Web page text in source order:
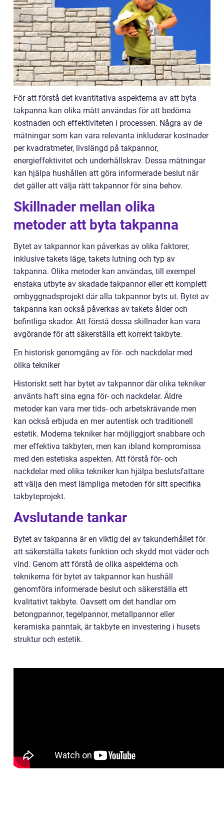
För att förstå det kvantitativa aspekterna av att byta
takpanna kan olika mått användas för att bedöma
kostnaden och effektiviteten i processen. Några av de
mätningar som kan vara relevanta inkluderar kostnader
per kvadratmeter, livslängd på takpannor,
energieffektivitet och underhållskrav. Dessa mätningar
kan hjälpa hushållen att göra informerade beslut när
det gäller att välja rätt takpannor för sina behov.
Skillnader mellan olika
metoder att byta takpanna
Bytet av takpannor kan påverkas av olika faktorer,
inklusive takets läge, takets lutning och typ av
takpanna. Olika metoder kan användas, till exempel
enstaka utbyte av skadade takpannor eller ett komplett
ombyggnadsprojekt där alla takpannor byts ut. Bytet av
takpanna kan också påverkas av takets ålder och
befintliga skador. Att förstå dessa skillnader kan vara
avgörande för att säkerställa ett korrekt takbyte.
En historisk genomgång av för- och nackdelar med
olika tekniker
Historiskt sett har bytet av takpannor där olika tekniker
använts haft sina egna för- och nackdelar. Äldre
metoder kan vara mer tids- och arbetskrävande men
kan också erbjuda en mer autentisk och traditionell
estetik. Moderna tekniker har möjliggjort snabbare och
mer effektiva takbyten, men kan ibland kompromissa
med den estetiska aspekten. Att förstå för- och
nackdelar med olika tekniker kan hjälpa beslutsfattare
att välja den mest lämpliga metoden för sitt specifika
takbyteprojekt.
Avslutande tankar
Bytet av takpanna är en viktig del av takunderhållet för
att säkerställa takets funktion och skydd mot väder och
vind. Genom att förstå de olika aspekterna och
teknikerna för bytet av takpannor kan hushåll
genomföra informerade beslut och säkerställa ett
kvalitativt takbyte. Oavsett om det handlar om
betongpannor, tegelpannor, metallpannor eller
keramiska panntak, är takbyte en investering i husets
struktur och estetik.